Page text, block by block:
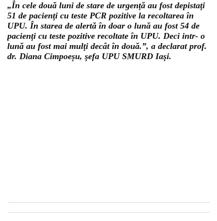
„În cele două luni de stare de urgenţă au fost depistaţi
51 de pacienţi cu teste PCR pozitive la recoltarea în
UPU. În starea de alertă în doar o lună au fost 54 de
pacienţi cu teste pozitive recoltate în UPU. Deci intr- o
lună au fost mai mulţi decât în două.”, a declarat prof.
dr. Diana Cimpoeșu, şefa UPU SMURD Iaşi.